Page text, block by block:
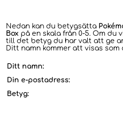
Nedan kan du betygsätta
Box på en skala från 0-5. Om du
till det betyg du har valt att ge
Ditt namn kommer att visas som
Ditt namn:
Din e-postadress:
Betyg: